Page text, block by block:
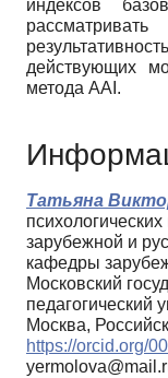
индексов
действующих
метода AAI.
Татьяна
зарубежной и
кафедры
Московский
Москва,
https://orcid.org/